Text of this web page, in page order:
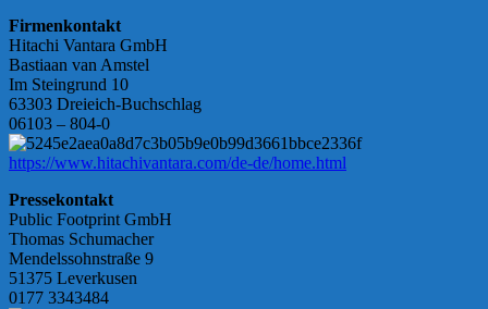
Firmenkontakt
Hitachi Vantara GmbH
Bastiaan van Amstel
Im Steingrund 10
63303 Dreieich-Buchschlag
06103 – 804-0
https://www.hitachivantara.com/de-de/home.html
Pressekontakt
Public Footprint GmbH
Thomas Schumacher
Mendelssohnstraße 9
51375 Leverkusen
0177 3343484